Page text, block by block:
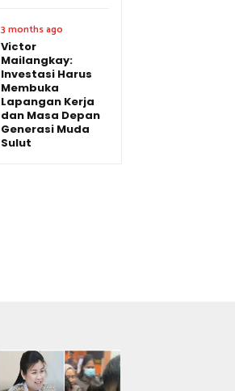
3 months ago
Victor
Mailangkay:
Investasi Harus
Membuka
Lapangan Kerja
dan Masa Depan
Generasi Muda
Sulut